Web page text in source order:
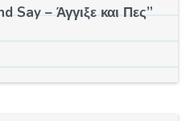
Say – Άγγιξε και Πες”